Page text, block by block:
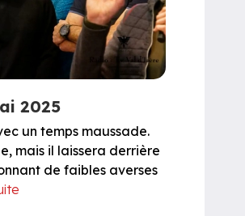
2025
un temps maussade.
mais il laissera derrière
de faibles averses